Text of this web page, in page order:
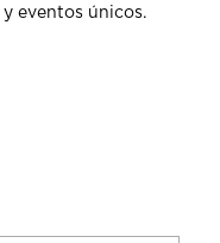
y eventos únicos.